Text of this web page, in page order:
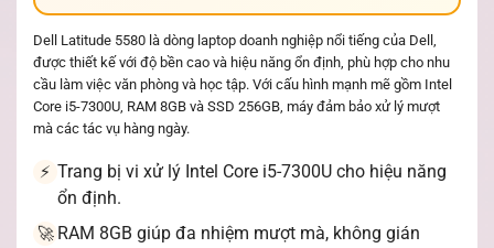
Dell Latitude 5580 là dòng laptop doanh nghiệp nổi tiếng của Dell,
được thiết kế với độ bền cao và hiệu năng ổn định, phù hợp cho nhu
cầu làm việc văn phòng và học tập. Với cấu hình mạnh mẽ gồm Intel
Core i5-7300U, RAM 8GB và SSD 256GB, máy đảm bảo xử lý mượt
mà các tác vụ hàng ngày.
⚡ Trang bị vi xử lý Intel Core i5-7300U cho hiệu năng
ổn định.
🚀 RAM 8GB giúp đa nhiệm mượt mà, không gián